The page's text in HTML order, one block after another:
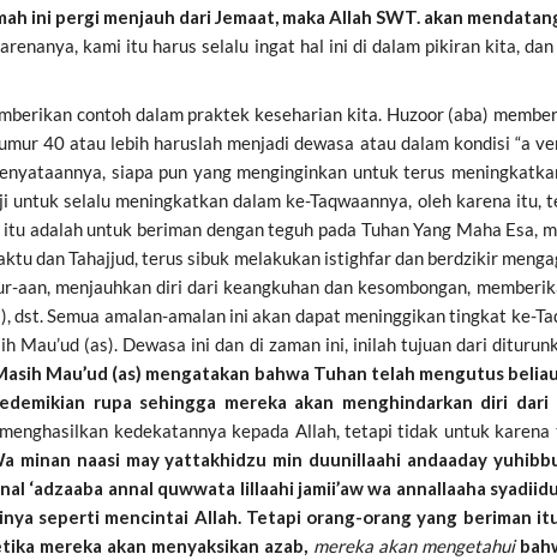
ini pergi menjauh dari Jemaat, maka Allah SWT. akan
kami itu harus selalu ingat hal ini di dalam pikiran kita,
contoh dalam praktek keseharian kita. Huzoor (aba)
40 atau lebih haruslah menjadi dewasa atau dalam kondisi “a
siapa pun yang menginginkan untuk terus
selalu meningkatkan dalam ke-Taqwaannya, oleh karena itu,
adalah untuk beriman dengan teguh pada Tuhan Yang Maha Esa,
dan Tahajjud, terus sibuk melakukan istighfar dan berdzikir
menjauhkan diri dari keangkuhan dan kesombongan,
dst. Semua amalan-amalan ini akan dapat meninggikan tingkat ke-
Mau’ud (as). Dewasa ini dan di zaman ini, inilah tujuan dari
Mau’ud (as) mengatakan bahwa Tuhan telah mengutus
rupa sehingga mereka akan menghindarkan diri dari
kedekatannya kepada Allah, tetapi tidak untuk
minan naasi may yattakhidzu min duunillaahi andaaday
‘adzaaba annal quwwata lillaahi jamii’aw wa annallaaha
seperti mencintai Allah. Tetapi orang-orang yang beriman
mereka akan menyaksikan azab, mereka akan mengetahui